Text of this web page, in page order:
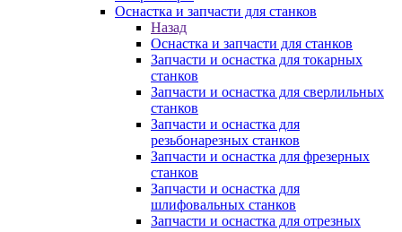
Оснастка и запчасти для станков
Назад
Оснастка и запчасти для станков
Запчасти и оснастка для токарных
станков
Запчасти и оснастка для сверлильных
станков
Запчасти и оснастка для
резьбонарезных станков
Запчасти и оснастка для фрезерных
станков
Запчасти и оснастка для
шлифовальных станков
Запчасти и оснастка для отрезных